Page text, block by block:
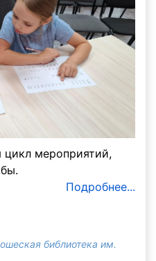
цикл мероприятий,
Подробнее...
библиотека им.